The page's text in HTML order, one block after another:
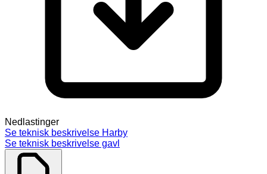
Nedlastinger
Se teknisk beskrivelse Harby
Se teknisk beskrivelse gavl